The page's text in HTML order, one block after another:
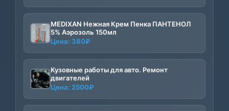
MEDIXAN Нежная Крем Пенка ПАНТЕНОЛ
5% Аэрозоль 150мл
Цена: 380₽
Кузовные работы для авто. Ремонт
двигателей
Цена: 2500₽